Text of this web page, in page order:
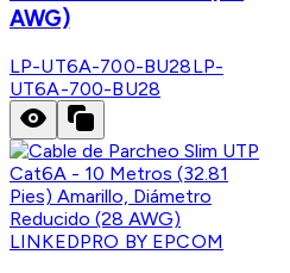
AWG)
LP-UT6A-700-BU28LP-
UT6A-700-BU28
LINKEDPRO BY EPCOM